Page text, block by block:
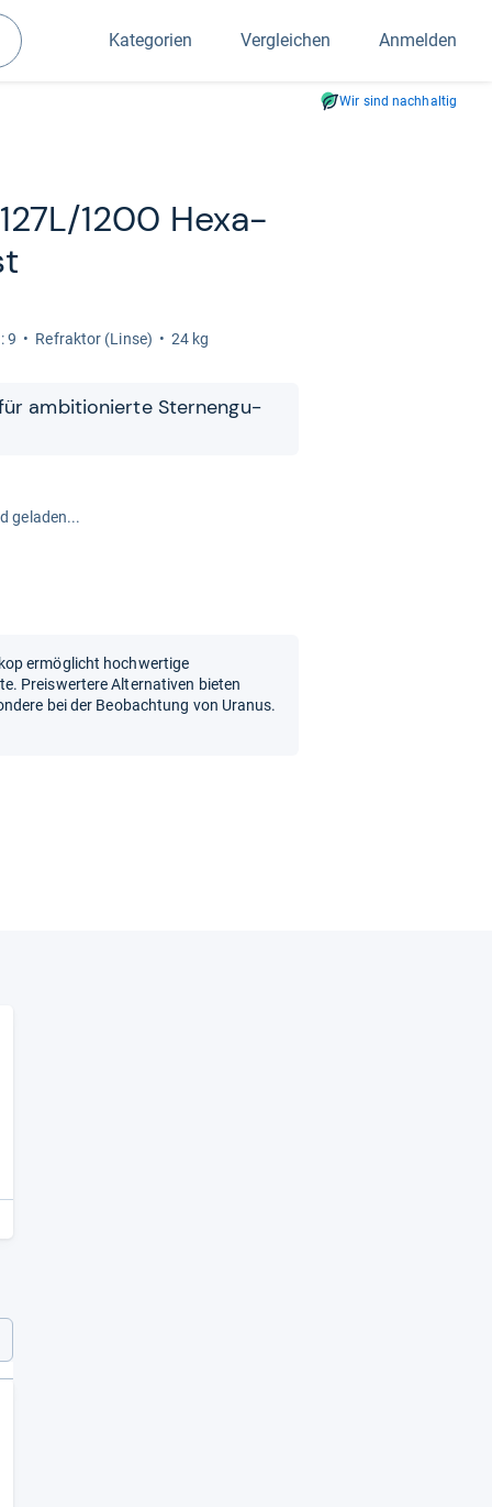
Kategorien Vergleichen Anmelden
Wir sind nachhaltig
1200 Hexa­
9 Refrak­tor (Linse) 24 kg
ambi­tio­nierte Ster­nen­gu­
geladen...
ermöglicht hochwertige
Preiswertere Alternativen bieten
bei der Beobachtung von Uranus.